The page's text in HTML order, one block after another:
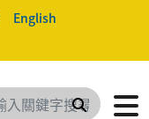
English
搜尋